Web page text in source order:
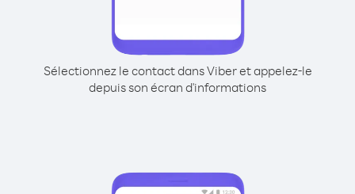
Sélectionnez le contact dans Viber et appelez-le
depuis son écran d'informations